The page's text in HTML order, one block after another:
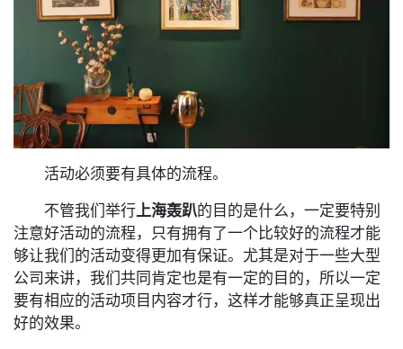
活动必须要有具体的流程。
不管我们举行 上海轰趴的目的是什么，一定要特别
注意好活动的流程，只有拥有了一个比较好的流程才能
够让我们的活动变得更加有保证。尤其是对于一些大型
公司来讲，我们共同肯定也是有一定的目的，所以一定
要有相应的活动项目内容才行，这样才能够真正呈现出
好的效果。